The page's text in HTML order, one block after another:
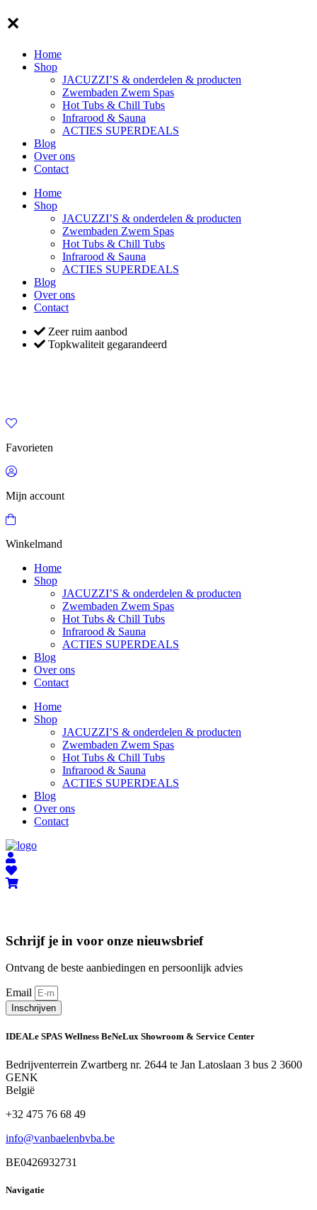
✕
Home
Shop
JACUZZI’S & onderdelen & producten
Zwembaden Zwem Spas
Hot Tubs & Chill Tubs
Infrarood & Sauna
ACTIES SUPERDEALS
Blog
Over ons
Contact
Home
Shop
JACUZZI’S & onderdelen & producten
Zwembaden Zwem Spas
Hot Tubs & Chill Tubs
Infrarood & Sauna
ACTIES SUPERDEALS
Blog
Over ons
Contact
Zeer ruim aanbod
Topkwaliteit gegarandeerd
Favorieten
Mijn account
Winkelmand
Home
Shop
JACUZZI’S & onderdelen & producten
Zwembaden Zwem Spas
Hot Tubs & Chill Tubs
Infrarood & Sauna
ACTIES SUPERDEALS
Blog
Over ons
Contact
Home
Shop
JACUZZI’S & onderdelen & producten
Zwembaden Zwem Spas
Hot Tubs & Chill Tubs
Infrarood & Sauna
ACTIES SUPERDEALS
Blog
Over ons
Contact
Schrijf je in voor onze nieuwsbrief
Ontvang de beste aanbiedingen en persoonlijk advies
Email
Inschrijven
IDEALe SPAS Wellness BeNeLux Showroom & Service Center
Bedrijventerrein Zwartberg nr. 2644 te Jan Latoslaan 3 bus 2 3600
GENK
België
+32 475 76 68 49
info@vanbaelenbvba.be
BE0426932731
Navigatie